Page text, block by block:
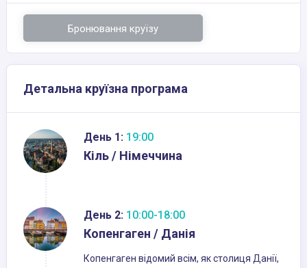
Бронювання круїзу
Детальна круїзна програма
День 1: 19:00
Кіль / Німеччина
День 2: 10:00-18:00
Копенгаген / Данія
Копенгаген відомий всім, як столиця Данії,